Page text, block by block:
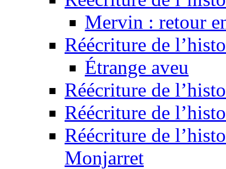
Mervin : retour
Réécriture de
Étrange aveu
Réécriture de
Réécriture de
Réécriture de
Monjarret